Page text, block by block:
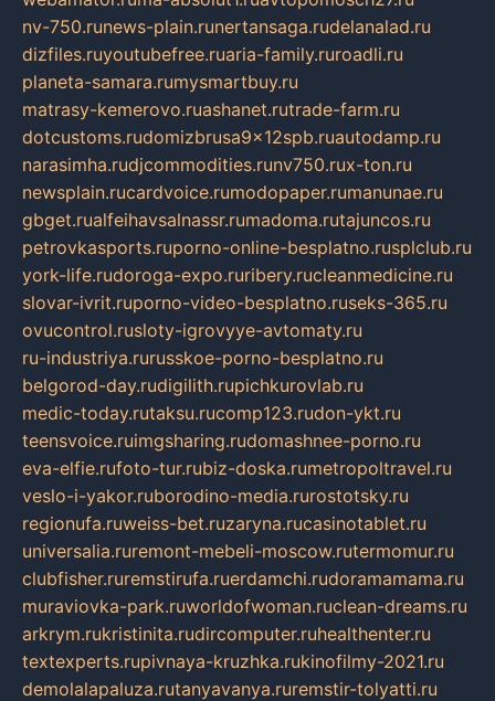
nv-750.runews-plain.runertansaga.rudelanalad.ru
dizfiles.ruyoutubefree.ruaria-family.ruroadli.ru
planeta-samara.rumysmartbuy.ru
matrasy-kemerovo.ruashanet.rutrade-farm.ru
dotcustoms.rudomizbrusa9x12spb.ruautodamp.ru
narasimha.rudjcommodities.runv750.rux-ton.ru
newsplain.rucardvoice.rumodopaper.rumanunae.ru
gbget.rualfeihavsalnassr.rumadoma.rutajuncos.ru
petrovkasports.ruporno-online-besplatno.rusplclub.ru
york-life.rudoroga-expo.ruribery.rucleanmedicine.ru
slovar-ivrit.ruporno-video-besplatno.ruseks-365.ru
ovucontrol.rusloty-igrovyye-avtomaty.ru
ru-industriya.rurusskoe-porno-besplatno.ru
belgorod-day.rudigilith.rupichkurovlab.ru
medic-today.rutaksu.rucomp123.rudon-ykt.ru
teensvoice.ruimgsharing.rudomashnee-porno.ru
eva-elfie.rufoto-tur.rubiz-doska.rumetropoltravel.ru
veslo-i-yakor.ruborodino-media.rurostotsky.ru
regionufa.ruweiss-bet.ruzaryna.rucasinotablet.ru
universalia.ruremont-mebeli-moscow.rutermomur.ru
clubfisher.ruremstirufa.ruerdamchi.rudoramamama.ru
muraviovka-park.ruworldofwoman.ruclean-dreams.ru
arkrym.rukristinita.rudircomputer.ruhealthenter.ru
textexperts.rupivnaya-kruzhka.rukinofilmy-2021.ru
demolalapaluza.rutanyavanya.ruremstir-tolyatti.ru